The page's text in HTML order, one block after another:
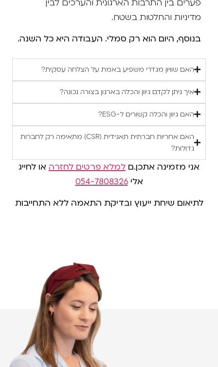
פערים בין התרבות הארגונית והערכים לבין
מדיניות והחלטות בשטח.
בנוסף, היום הוא רק סמלי. העבודה היא כל השנה.
האם שוויון מגדרי משפיע באמת על הצלחה עסקית?
איך ניתן לקדם גיוון והכלה בארגון בצורה נכונה?
האם גיוון והכלה קשורים ל-ESG?
האם אחריות חברתית תאגידית (CSR) מתאימה רק לחברות
גדולות?
אני מזמינה אתכן.םלמלא פרטים לחזרהאו לחייג
אלי054-7808326
לתיאום שיחת ייעוץ ובדיקת התאמה ללא התחייבות